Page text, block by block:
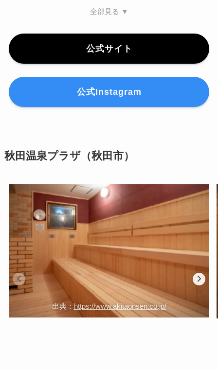
全部見る ▼
公式サイト
公式Instagram
秋田温泉プラザ（秋田市）
出典：https://www.akitaonsen.co.jp/